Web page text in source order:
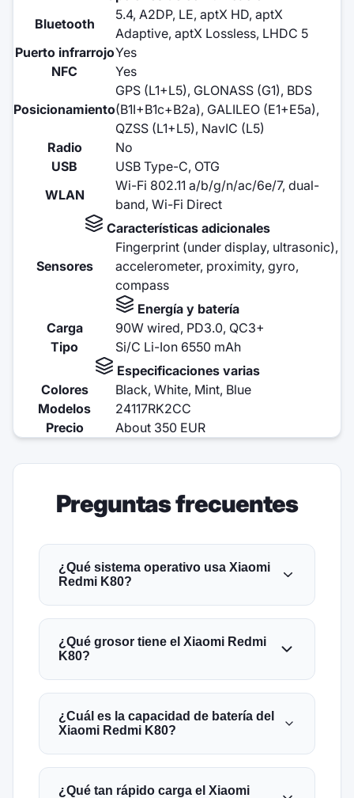
Bluetooth
5.4, A2DP, LE, aptX HD, aptX
Adaptive, aptX Lossless, LHDC 5
Puerto infrarrojoYes
NFC
Yes
Posicionamiento
GPS (L1+L5), GLONASS (G1), BDS
(B1I+B1c+B2a), GALILEO (E1+E5a),
QZSS (L1+L5), NavIC (L5)
Radio
No
USB
USB Type-C, OTG
WLAN
Wi-Fi 802.11 a/b/g/n/ac/6e/7, dual-
band, Wi-Fi Direct
Características adicionales
Sensores
Fingerprint (under display, ultrasonic),
accelerometer, proximity, gyro,
compass
Energía y batería
Carga
90W wired, PD3.0, QC3+
Tipo
Si/C Li-Ion 6550 mAh
Especificaciones varias
Colores
Black, White, Mint, Blue
Modelos
24117RK2CC
Precio
About 350 EUR
Preguntas frecuentes
¿Qué sistema operativo usa Xiaomi
Redmi K80?
¿Qué grosor tiene el Xiaomi Redmi
K80?
¿Cuál es la capacidad de batería del
Xiaomi Redmi K80?
¿Qué tan rápido carga el Xiaomi